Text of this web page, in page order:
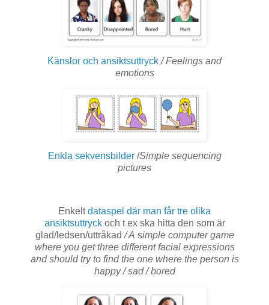
Känslor och ansiktsuttryck / Feelings and
emotions
Enkla sekvensbilder/Simple sequencing
pictures
Enkeltdataspel där man får tre olika
ansiktsuttryckoch t ex ska hitta den som är
glad/ledsen/uttråkad/ A simple computer game
where you get three different facial expressions
and should try to find the one where the person is
happy / sad / bored